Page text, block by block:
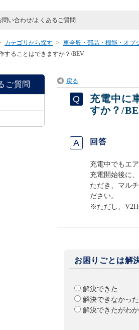
カテゴリから探す > 車全般・部品・機能・オプ
することはできますか？/BEV
ご質問 戻る
充電中に
すか？/
回答
充電中でもエ
充電開始後に
ただき、マル
ださい。
※ただし、
お困りごとは解
解決できた
解決できなかった
解決できたがわ